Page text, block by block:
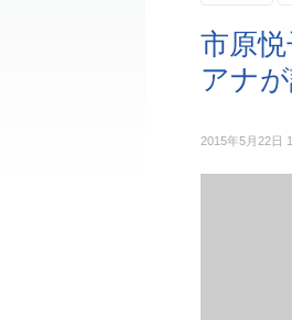
市原
アナ
2015年5月22日